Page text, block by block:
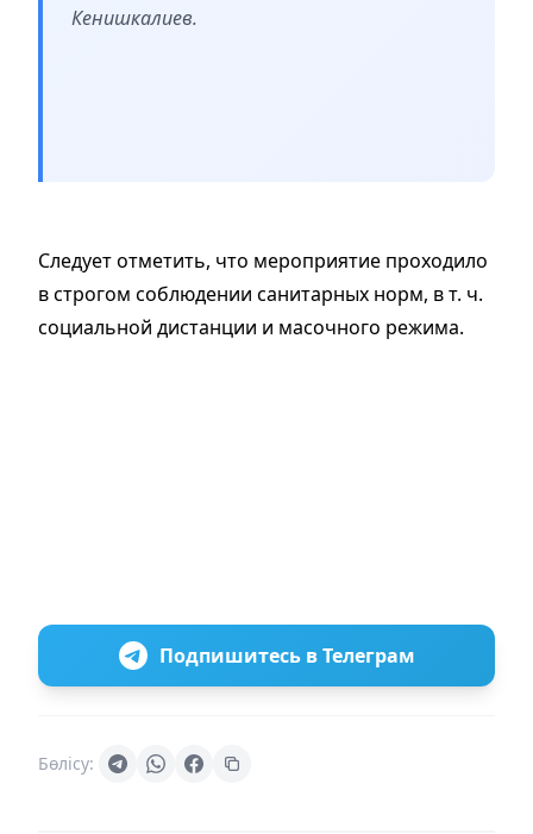
Кенишкалиев.
Следует отметить, что мероприятие проходило
в строгом соблюдении санитарных норм, в т. ч.
социальной дистанции и масочного режима.
Подпишитесь в Телеграм
Бөлісу: